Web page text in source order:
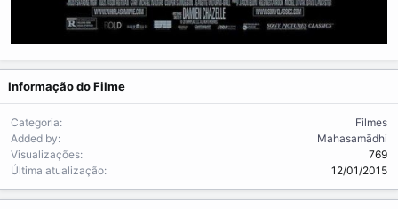
Informação do Filme
Categoria
Filmes
Added by
Mahasamādhi
Visualizações
769
Última atualização
12/01/2015